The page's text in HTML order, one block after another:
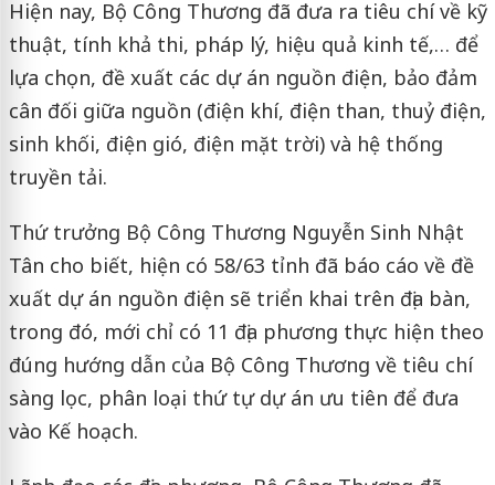
Hiện nay, Bộ Công Thương đã đưa ra tiêu chí về kỹ
thuật, tính khả thi, pháp lý, hiệu quả kinh tế,… để
lựa chọn, đề xuất các dự án nguồn điện, bảo đảm
cân đối giữa nguồn (điện khí, điện than, thuỷ điện,
sinh khối, điện gió, điện mặt trời) và hệ thống
truyền tải.
Thứ trưởng Bộ Công Thương Nguyễn Sinh Nhật
Tân cho biết, hiện có 58/63 tỉnh đã báo cáo về đề
xuất dự án nguồn điện sẽ triển khai trên địa bàn,
trong đó, mới chỉ có 11 địa phương thực hiện theo
đúng hướng dẫn của Bộ Công Thương về tiêu chí
sàng lọc, phân loại thứ tự dự án ưu tiên để đưa
vào Kế hoạch.